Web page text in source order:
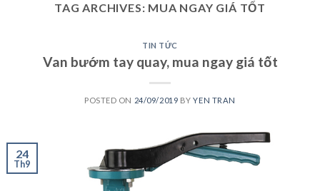
TAG ARCHIVES: MUA NGAY GIÁ TỐT
TIN TỨC
Van bướm tay quay, mua ngay giá tốt
POSTED ON 24/09/2019 BYYEN TRAN
24
Th9